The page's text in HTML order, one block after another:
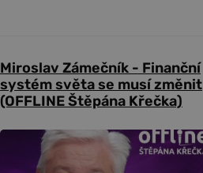
Miroslav Zámečník - Finanční
systém světa se musí změnit
(OFFLINE Štěpána Křečka)